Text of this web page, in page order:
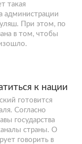
такая
администрации
При этом, по
в том, чтобы
к нации
готовится
Согласно
государства
страны. О
говорить в